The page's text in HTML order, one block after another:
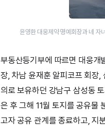
윤영환 대웅제약 명예회장과 네 자
부동산등기부에 따르면 대웅개
장, 차남 윤재훈 알피코프 회장,
의로 보유하던 강남구 삼성동
은 후 그해 11월 토지를 공유물
고자 공유 관계를 종료하고, 지